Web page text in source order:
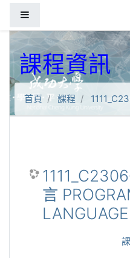
課程資訊
首頁 課程
言
LANGUAGE